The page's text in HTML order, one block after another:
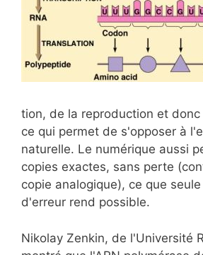
tion, de la reproduction et
ce qui permet de s'opposer à
naturelle. Le numérique aussi
copies exactes, sans perte
copie analogique), ce que
d'erreur rend possible.
Nikolay Zenkin, de l'Université